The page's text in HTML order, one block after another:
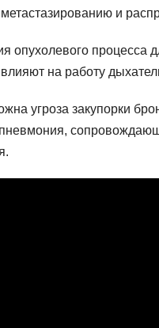
и
опухолевого процесса
на работу
угроза закупорки
пневмония,